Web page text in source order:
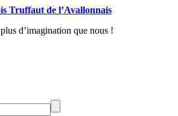
Truffaut de l’Avallonnais
d’imagination que nous !